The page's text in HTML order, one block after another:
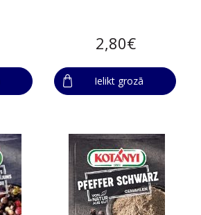
2,80€
Ielikt grozā